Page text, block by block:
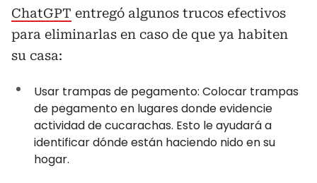
ChatGPT entregó algunos trucos efectivos
para eliminarlas en caso de que ya habiten
su casa:
Usar trampas de pegamento: Colocar trampas
de pegamento en lugares donde evidencie
actividad de cucarachas. Esto le ayudará a
identificar dónde están haciendo nido en su
hogar.